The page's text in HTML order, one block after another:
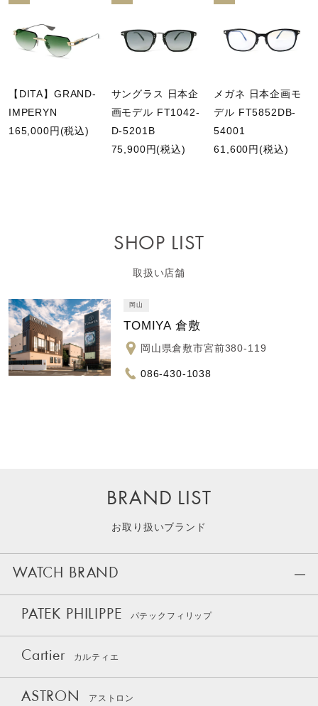
【DITA】GRAND-
IMPERYN
165,000円(税込)
サングラス 日本企
画モデル FT1042-
D-5201B
75,900円(税込)
メガネ 日本企画モ
デル FT5852DB-
54001
61,600円(税込)
SHOP LIST
取扱い店舗
岡山
TOMIYA 倉敷
岡山県倉敷市宮前380-119
086-430-1038
BRAND LIST
お取り扱いブランド
WATCH BRAND
PATEK PHILIPPE パテックフィリップ
Cartier カルティエ
ASTRON アストロン